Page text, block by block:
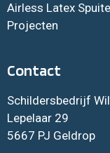
Airless Latex
Projecten
Contact
Schildersbedrijf
Lepelaar 29
5667 PJ Geldrop